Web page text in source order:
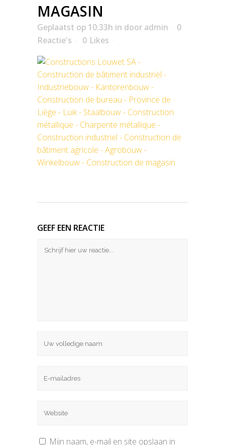
MAGASIN
Geplaatst op 10:33h in door admin
0
Reactie's
0 Likes
GEEF EEN REACTIE
Mijn naam, e-mail en site opslaan in